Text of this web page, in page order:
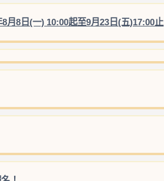
月8日(一) 10:00起至9月23日(五)17:00止